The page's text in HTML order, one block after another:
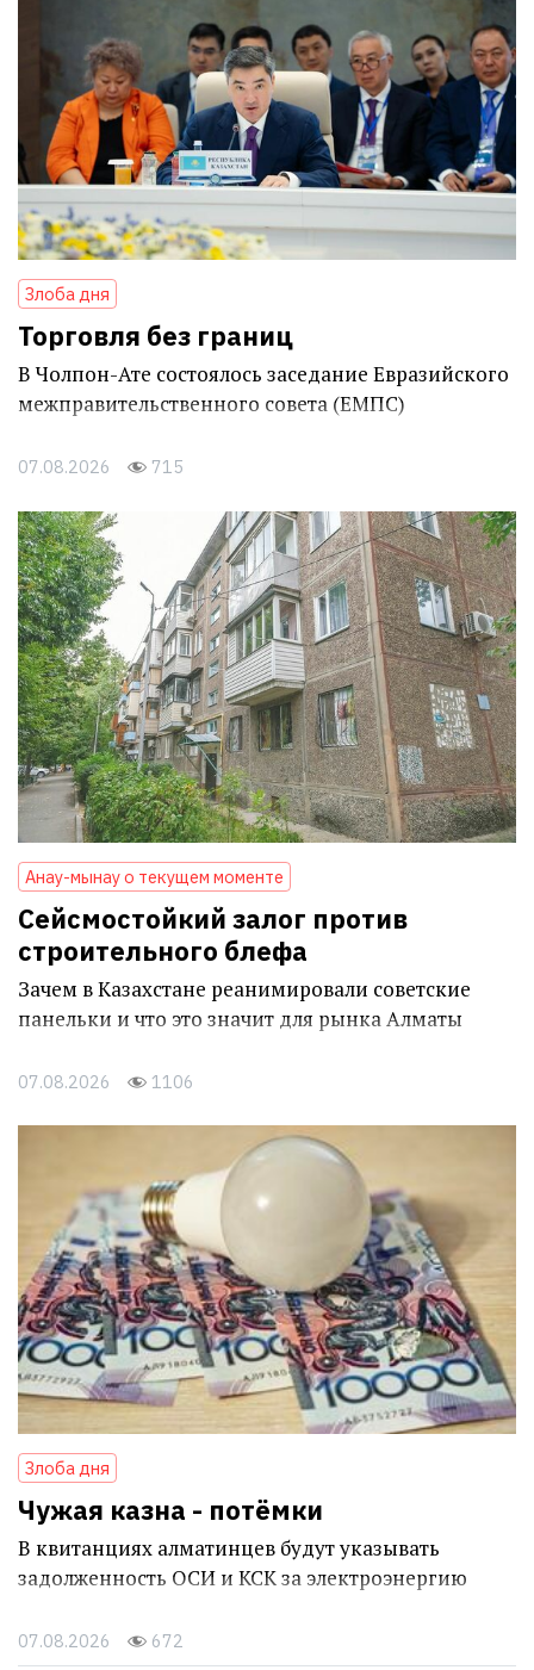
Злоба дня
Торговля без границ
В Чолпон-Ате состоялось заседание Евразийского
межправительственного совета (ЕМПС)
07.08.2026 715
Анау-мынау о текущем моменте
Сейсмостойкий залог против
строительного блефа
Зачем в Казахстане реанимировали советские
панельки и что это значит для рынка Алматы
07.08.2026 1106
Злоба дня
Чужая казна - потёмки
В квитанциях алматинцев будут указывать
задолженность ОСИ и КСК за электроэнергию
07.08.2026 672